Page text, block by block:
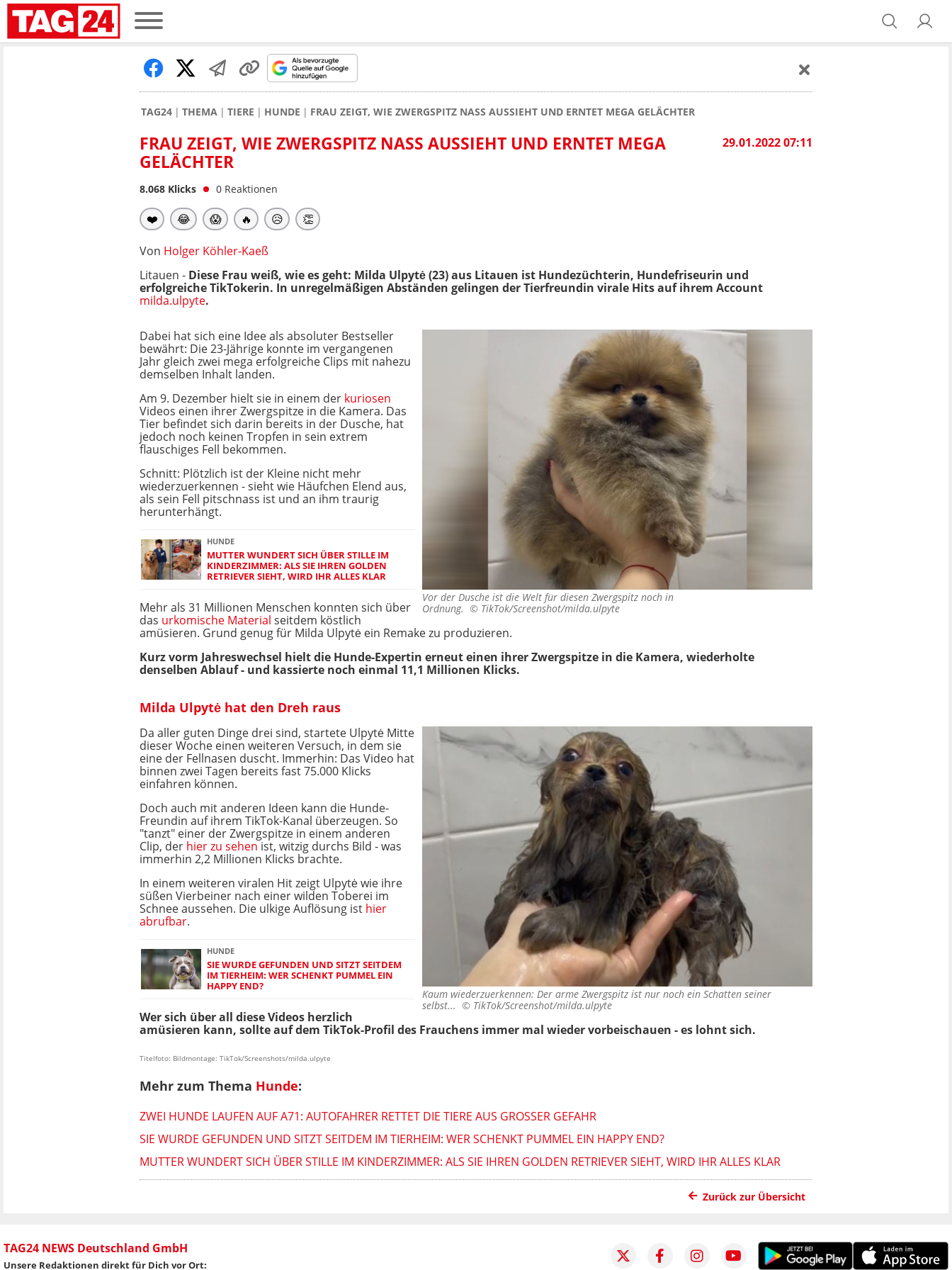
TAG24 THEMA TIERE HUNDE FRAU ZEIGT, WIE ZWERGSPITZ NASS AUSSIEHT UND ERNTET MEGA GELÄCHTER
29.01.2022 07:11
FRAU ZEIGT, WIE ZWERGSPITZ NASS AUSSIEHT UND ERNTET MEGA
GELÄCHTER
8.068 Klicks 0 Reaktionen
❤️ 😂 😱 🔥 😥 👏
Von Holger Köhler-Kaeß
Litauen - Diese Frau weiß, wie es geht: Milda Ulpytė (23) aus Litauen ist Hundezüchterin, Hundefriseurin und
erfolgreiche TikTokerin. In unregelmäßigen Abständen gelingen der Tierfreundin virale Hits auf ihrem Account
milda.ulpyte.
Vor der Dusche ist die Welt für diesen Zwergspitz noch in
Ordnung. © TikTok/Screenshot/milda.ulpyte
Dabei hat sich eine Idee als absoluter Bestseller
bewährt: Die 23-Jährige konnte im vergangenen
Jahr gleich zwei mega erfolgreiche Clips mit nahezu
demselben Inhalt landen.
Am 9. Dezember hielt sie in einem der kuriosen
Videos einen ihrer Zwergspitze in die Kamera. Das
Tier befindet sich darin bereits in der Dusche, hat
jedoch noch keinen Tropfen in sein extrem
flauschiges Fell bekommen.
Schnitt: Plötzlich ist der Kleine nicht mehr
wiederzuerkennen - sieht wie Häufchen Elend aus,
als sein Fell pitschnass ist und an ihm traurig
herunterhängt.
HUNDE
MUTTER WUNDERT SICH ÜBER STILLE IM
KINDERZIMMER: ALS SIE IHREN GOLDEN
RETRIEVER SIEHT, WIRD IHR ALLES KLAR
Mehr als 31 Millionen Menschen konnten sich über
das urkomische Material seitdem köstlich
amüsieren. Grund genug für Milda Ulpytė ein Remake zu produzieren.
Kurz vorm Jahreswechsel hielt die Hunde-Expertin erneut einen ihrer Zwergspitze in die Kamera, wiederholte
denselben Ablauf - und kassierte noch einmal 11,1 Millionen Klicks.
Milda Ulpytė hat den Dreh raus
Kaum wiederzuerkennen: Der arme Zwergspitz ist nur noch ein Schatten seiner
selbst... © TikTok/Screenshot/milda.ulpyte
Da aller guten Dinge drei sind, startete Ulpytė Mitte
dieser Woche einen weiteren Versuch, in dem sie
eine der Fellnasen duscht. Immerhin: Das Video hat
binnen zwei Tagen bereits fast 75.000 Klicks
einfahren können.
Doch auch mit anderen Ideen kann die Hunde-
Freundin auf ihrem TikTok-Kanal überzeugen. So
"tanzt" einer der Zwergspitze in einem anderen
Clip, der hier zu sehen ist, witzig durchs Bild - was
immerhin 2,2 Millionen Klicks brachte.
In einem weiteren viralen Hit zeigt Ulpytė wie ihre
süßen Vierbeiner nach einer wilden Toberei im
Schnee aussehen. Die ulkige Auflösung ist hier
abrufbar.
HUNDE
SIE WURDE GEFUNDEN UND SITZT SEITDEM
IM TIERHEIM: WER SCHENKT PUMMEL EIN
HAPPY END?
Wer sich über all diese Videos herzlich
amüsieren kann, sollte auf dem TikTok-Profil des Frauchens immer mal wieder vorbeischauen - es lohnt sich.
Titelfoto: Bildmontage: TikTok/Screenshots/milda.ulpyte
Mehr zum Thema Hunde:
ZWEI HUNDE LAUFEN AUF A71: AUTOFAHRER RETTET DIE TIERE AUS GROSSER GEFAHR
SIE WURDE GEFUNDEN UND SITZT SEITDEM IM TIERHEIM: WER SCHENKT PUMMEL EIN HAPPY END?
MUTTER WUNDERT SICH ÜBER STILLE IM KINDERZIMMER: ALS SIE IHREN GOLDEN RETRIEVER SIEHT, WIRD IHR ALLES KLAR
Zurück zur Übersicht
TAG24 NEWS Deutschland GmbH
Unsere Redaktionen direkt für Dich vor Ort: